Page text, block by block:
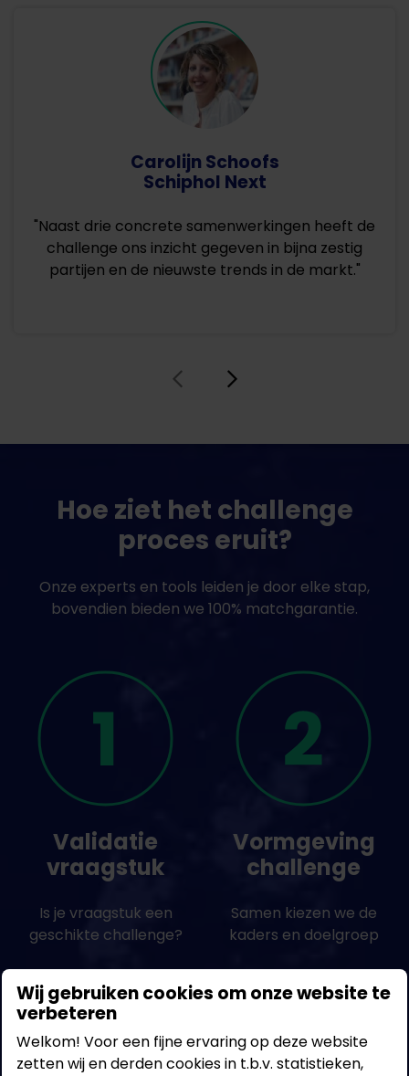
Carolijn Schoofs
Schiphol Next
"Naast drie concrete samenwerkingen heeft de
challenge ons inzicht gegeven in bijna zestig
partijen en de nieuwste trends in de markt."
Hoe ziet het challenge
proces eruit?
Onze experts en tools leiden je door elke stap,
bovendien bieden we 100% matchgarantie.
Validatie
vraagstuk
Is je vraagstuk een
geschikte challenge?
Vormgeving
challenge
Samen kiezen we de
kaders en doelgroep
Wij gebruiken cookies om onze website te
verbeteren
Welkom! Voor een fijne ervaring op deze website
zetten wij en derden cookies in t.b.v. statistieken,